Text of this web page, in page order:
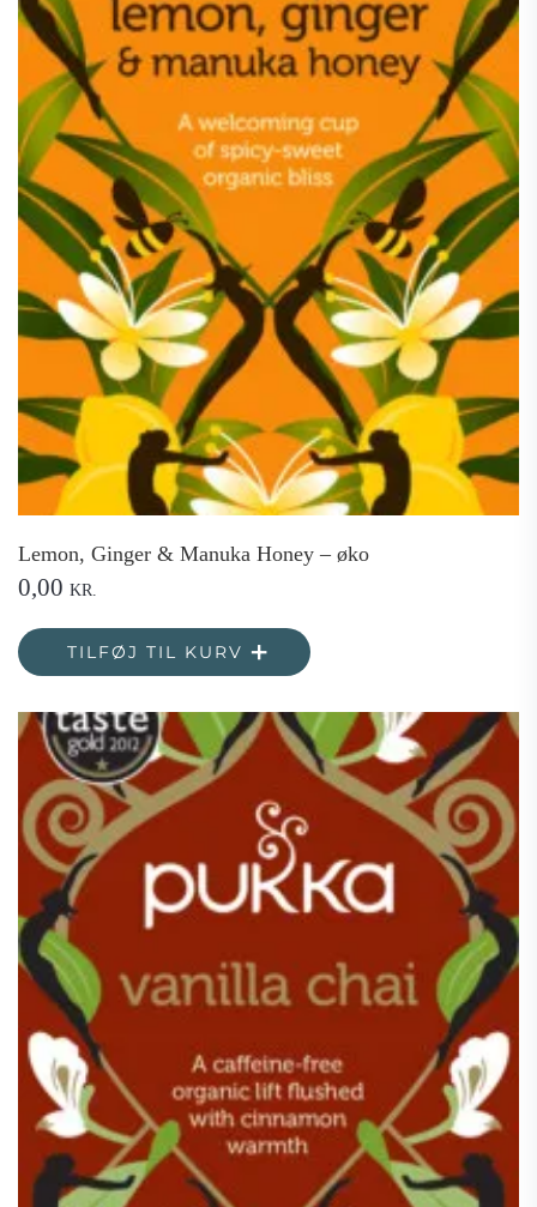
Lemon, Ginger & Manuka Honey – øko
0,00 KR.
TILFØJ TIL KURV